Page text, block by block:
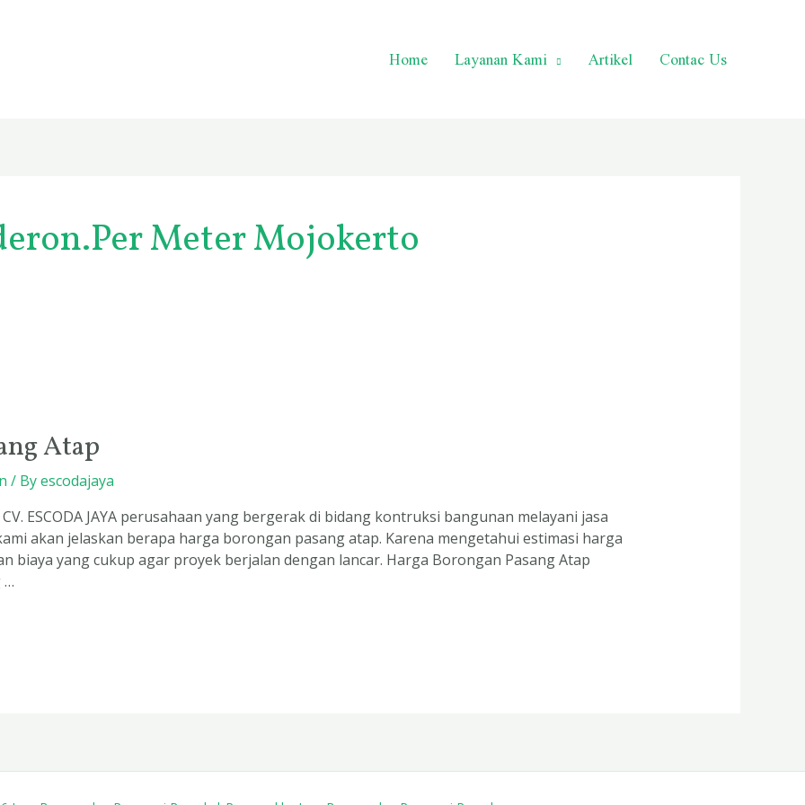
Home Layanan Kami Artikel Contac Us
Meter Mojokerto
Atap
/ Byescodajaya
ESCODA JAYA perusahaan yang bergerak di bidang kontruksi bangunan melayani jasa
akan jelaskan berapa harga borongan pasang atap. Karena mengetahui estimasi harga
biaya yang cukup agar proyek berjalan dengan lancar. Harga Borongan Pasang Atap
…